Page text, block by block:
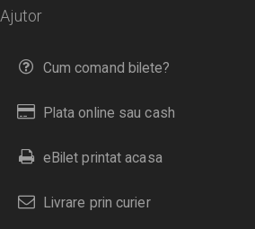
Ajutor
Cum comand bilete?
Plata online sau cash
eBilet printat acasa
Livrare prin curier